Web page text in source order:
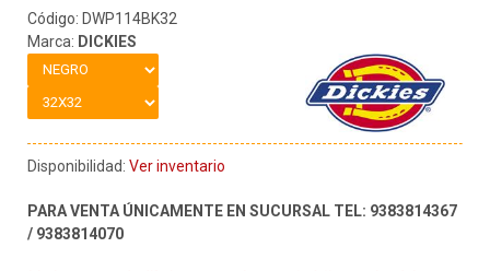
Código: DWP114BK32
Marca: DICKIES
Disponibilidad: Ver inventario
PARA VENTA ÚNICAMENTE EN SUCURSAL TEL: 9383814367
/ 9383814070